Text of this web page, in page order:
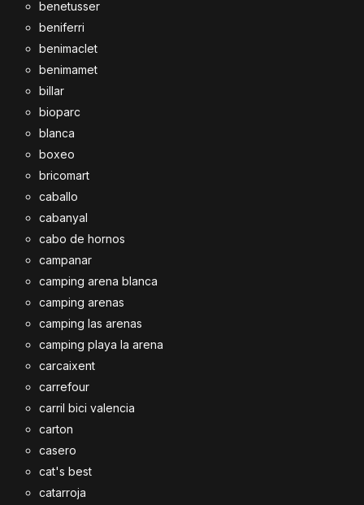
benetusser
beniferri
benimaclet
benimamet
billar
bioparc
blanca
boxeo
bricomart
caballo
cabanyal
cabo de hornos
campanar
camping arena blanca
camping arenas
camping las arenas
camping playa la arena
carcaixent
carrefour
carril bici valencia
carton
casero
cat's best
catarroja